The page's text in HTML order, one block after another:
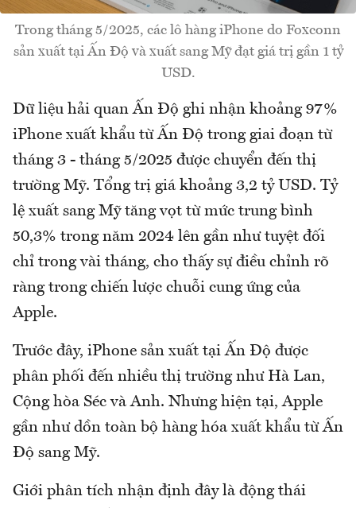
Trong tháng 5/2025, các lô hàng iPhone do Foxconn
sản xuất tại Ấn Độ và xuất sang Mỹ đạt giá trị gần 1 tỷ
USD.
Dữ liệu hải quan Ấn Độ ghi nhận khoảng 97%
iPhone xuất khẩu từ Ấn Độ trong giai đoạn từ
tháng 3 - tháng 5/2025 được chuyển đến thị
trường Mỹ. Tổng trị giá khoảng 3,2 tỷ USD. Tỷ
lệ xuất sang Mỹ tăng vọt từ mức trung bình
50,3% trong năm 2024 lên gần như tuyệt đối
chỉ trong vài tháng, cho thấy sự điều chỉnh rõ
ràng trong chiến lược chuỗi cung ứng của
Apple.
Trước đây, iPhone sản xuất tại Ấn Độ được
phân phối đến nhiều thị trường như Hà Lan,
Cộng hòa Séc và Anh. Nhưng hiện tại, Apple
gần như dồn toàn bộ hàng hóa xuất khẩu từ Ấn
Độ sang Mỹ.
Giới phân tích nhận định đây là động thái